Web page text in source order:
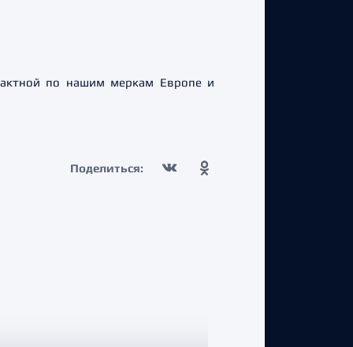
по нашим меркам Европе и
Поделиться: